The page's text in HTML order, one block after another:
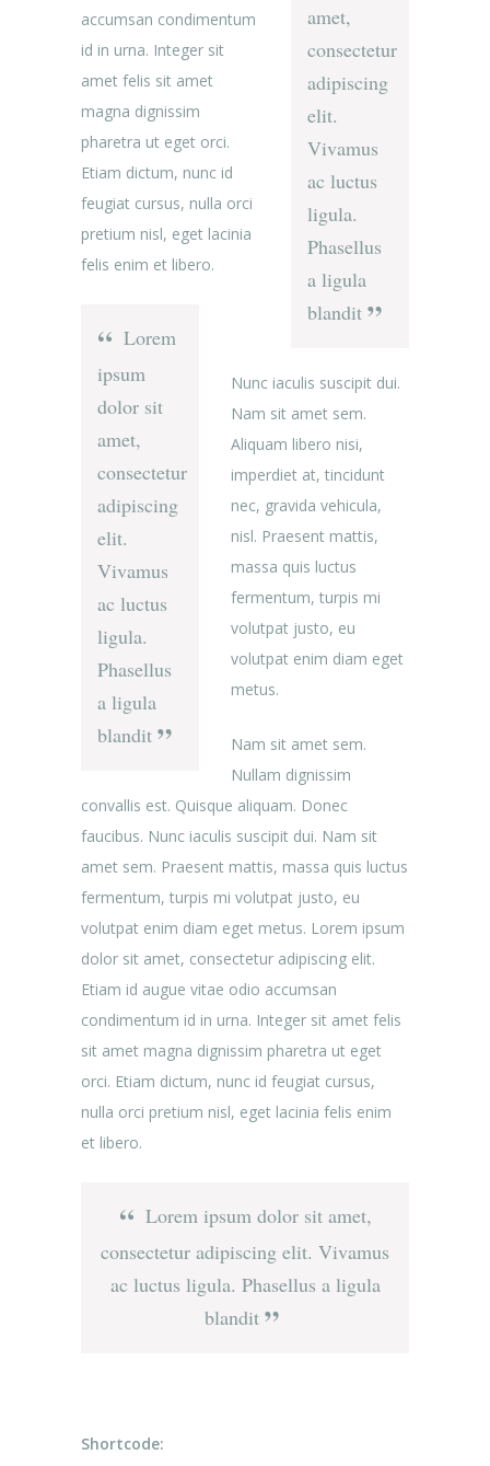
amet,
consectetur
adipiscing
elit.
Vivamus
ac luctus
ligula.
Phasellus
a ligula
blandit
accumsan condimentum
id in urna. Integer sit
amet felis sit amet
magna dignissim
pharetra ut eget orci.
Etiam dictum, nunc id
feugiat cursus, nulla orci
pretium nisl, eget lacinia
felis enim et libero.
Lorem
ipsum
dolor sit
amet,
consectetur
adipiscing
elit.
Vivamus
ac luctus
ligula.
Phasellus
a ligula
blandit
Nunc iaculis suscipit dui.
Nam sit amet sem.
Aliquam libero nisi,
imperdiet at, tincidunt
nec, gravida vehicula,
nisl. Praesent mattis,
massa quis luctus
fermentum, turpis mi
volutpat justo, eu
volutpat enim diam eget
metus.
Nam sit amet sem.
Nullam dignissim
convallis est. Quisque aliquam. Donec
faucibus. Nunc iaculis suscipit dui. Nam sit
amet sem. Praesent mattis, massa quis luctus
fermentum, turpis mi volutpat justo, eu
volutpat enim diam eget metus. Lorem ipsum
dolor sit amet, consectetur adipiscing elit.
Etiam id augue vitae odio accumsan
condimentum id in urna. Integer sit amet felis
sit amet magna dignissim pharetra ut eget
orci. Etiam dictum, nunc id feugiat cursus,
nulla orci pretium nisl, eget lacinia felis enim
et libero.
Lorem ipsum dolor sit amet,
consectetur adipiscing elit. Vivamus
ac luctus ligula. Phasellus a ligula
blandit
Shortcode: